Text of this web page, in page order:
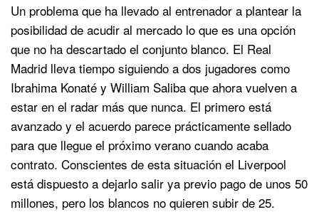
Un problema que ha llevado al entrenador a plantear la
posibilidad de acudir al mercado lo que es una opción
que no ha descartado el conjunto blanco. El Real
Madrid lleva tiempo siguiendo a dos jugadores como
Ibrahima Konaté y William Saliba que ahora vuelven a
estar en el radar más que nunca. El primero está
avanzado y el acuerdo parece prácticamente sellado
para que llegue el próximo verano cuando acaba
contrato. Conscientes de esta situación el Liverpool
está dispuesto a dejarlo salir ya previo pago de unos 50
millones, pero los blancos no quieren subir de 25.